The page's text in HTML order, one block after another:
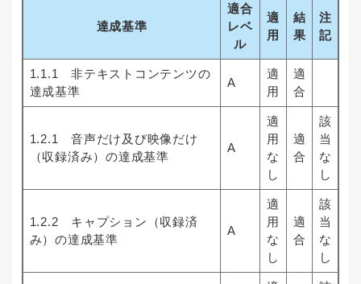
達成基準
適合
レベ
ル
適
用
結
果
注
記
1.1.1 非テキストコンテンツの
達成基準
A
適
用
適
合
1.2.1 音声だけ及び映像だけ
（収録済み）の達成基準
A
適
用
な
し
適
合
該
当
な
し
1.2.2 キャプション（収録済
み）の達成基準
A
適
用
な
し
適
合
該
当
な
し